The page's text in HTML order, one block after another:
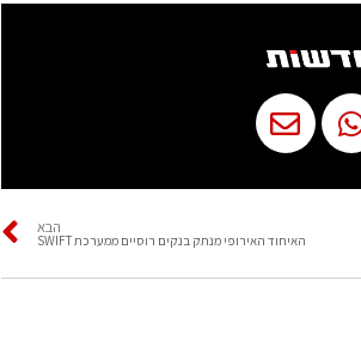
הבא
האיחוד האירופי מנתק בנקים רוסיים ממערכת SWIFT